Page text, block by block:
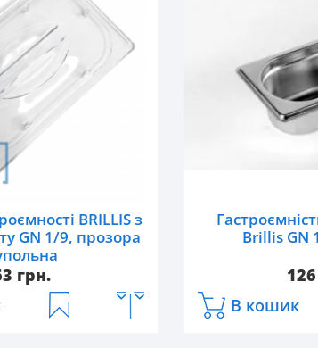
BRILLIS з
GN 1/9, прозора
грн.
Brillis GN
В кошик